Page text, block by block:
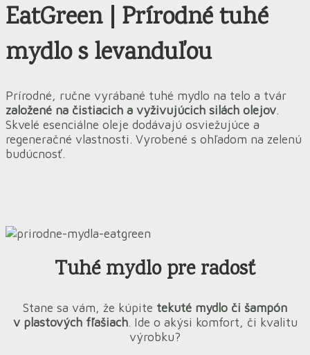
EatGreen | Prírodné tuhé
mydlo s levanduľou
Prírodné, ručne vyrábané tuhé mydlo na telo a tvár
založené na čistiacich a vyživujúcich silách olejov.
Skvelé esenciálne oleje dodávajú osviežujúce a
regeneračné vlastnosti. Vyrobené s ohľadom na zelenú
budúcnosť.
Tuhé mydlo pre radosť
Stane sa vám, že kúpite tekuté mydlo či šampón
v plastových fľašiach. Ide o akýsi komfort, či kvalitu
výrobku?